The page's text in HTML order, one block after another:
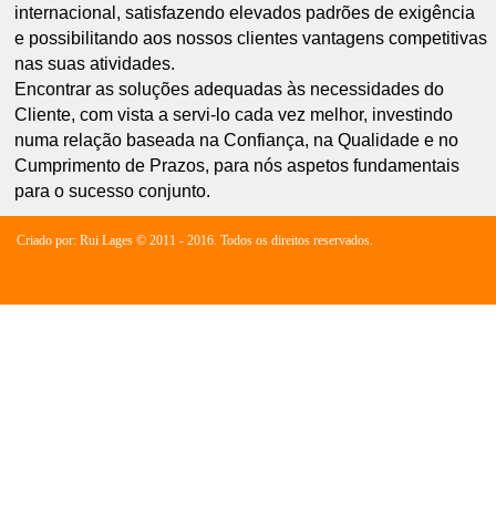
internacional, satisfazendo elevados padrões de exigência
e possibilitando aos nossos clientes vantagens competitivas
nas suas atividades.
Encontrar as soluções adequadas às necessidades do
Cliente, com vista a servi-lo cada vez melhor, investindo
numa relação baseada na Confiança, na Qualidade e no
Cumprimento de Prazos, para nós aspetos fundamentais
para o sucesso conjunto.
Criado por: Rui Lages © 2011 - 2016. Todos os direitos reservados.